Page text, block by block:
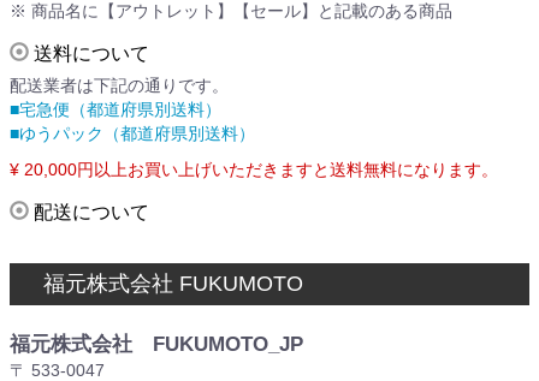
※ 商品名に【アウトレット】【セール】と記載のある商品
送料について
配送業者は下記の通りです。
■宅急便（都道府県別送料）
■ゆうパック（都道府県別送料）
¥ 20,000円以上お買い上げいただきますと送料無料になります。
配送について
福元株式会社 FUKUMOTO
福元株式会社 FUKUMOTO_JP
〒 533-0047